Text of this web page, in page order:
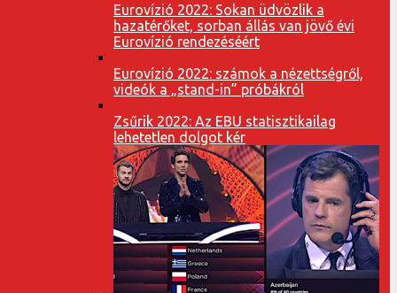
Eurovízió 2022: Sokan üdvözlik a
hazatérőket, sorban állás van jövő évi
Eurovízió rendezéséért
Eurovízió 2022: számok a nézettségről,
videók a „stand-in” próbákról
Zsűrik 2022: Az EBU statisztikailag
lehetetlen dolgot kér